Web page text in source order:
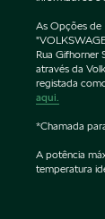
As Opções de
Rua
através da
registada
aqui.
*Chamada
A potência
temperatura